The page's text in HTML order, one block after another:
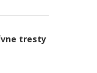
tresty